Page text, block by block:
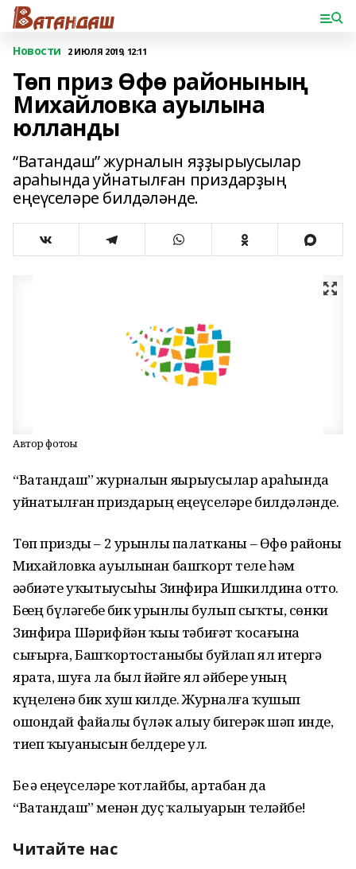
Новости 2 ИЮЛЯ 2019, 12:11
Төп приз Өфө районының
Михайловка ауылына
юлланды
“Ватандаш” журналын яҙҙырыусылар
араһында уйнатылған приздарҙың
еңеүселәре билдәләнде.
Автор фотоһы
“Ватандаш” журналын яҙҙырыусылар араһында
уйнатылған приздарҙың еңеүселәре билдәләнде.
Төп призды – 2 урынлы палатканы – Өфө районы
Михайловка ауылынан башҡорт теле һәм
әҙәбиәте уҡытыусыһы Зинфира Ишкилдина отто.
Беҙҙең бүләгебеҙ бик урынлы булып сыҡты, сөнки
Зинфира Шәрифйән ҡыҙы тәбиғәт ҡосағына
сығырға, Башҡортостаныбыҙ буйлап ял итергә
ярата, шуға ла был йәйге ял әйбере уның
күңеленә бик хуш килде. Журналға ҡушып
ошондай файҙалы бүләк алыу бигерәк шәп инде,
тиеп ҡыуанысын белдерҙе ул.
Беҙ ҙә еңеүселәрҙе ҡотлайбыҙ, артабан да
“Ватандаш” менән дуҫ ҡалыуҙарын теләйбеҙ!
Читайте нас